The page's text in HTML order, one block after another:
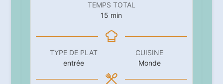
TEMPS TOTAL
15 minutes
min
TYPE DE PLAT
entrée
CUISINE
Monde